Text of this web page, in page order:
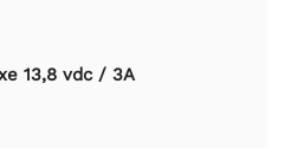
13,8 vdc / 3A